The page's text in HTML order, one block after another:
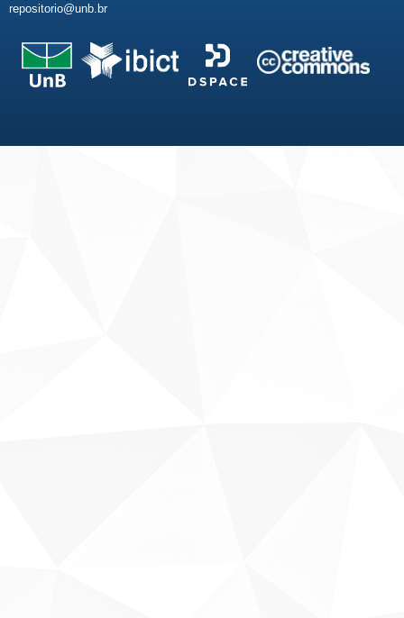
repositorio@unb.br